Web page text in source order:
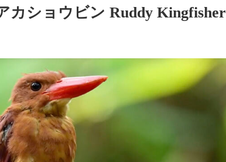
カショウビン Ruddy Kingfisher